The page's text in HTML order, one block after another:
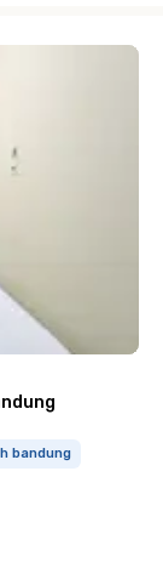
bandung